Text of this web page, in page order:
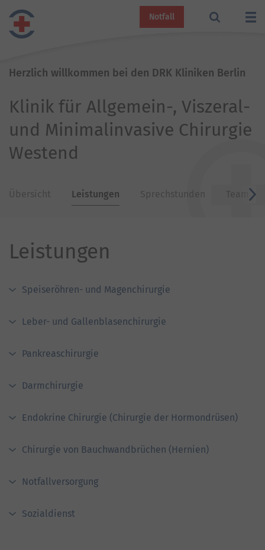
Notfall
Herzlich willkommen bei den DRK Kliniken Berlin
Klinik für Allgemein-, Viszeral-
und Minimalinvasive Chirurgie
Westend
Übersicht Leistungen Sprechstunden
Leistungen
Speiseröhren- und Magenchirurgie
Leber- und Gallenblasenchirurgie
Pankreaschirurgie
Darmchirurgie
Endokrine Chirurgie (Chirurgie der Hormondrüsen)
Chirurgie von Bauchwandbrüchen (Hernien)
Notfallversorgung
Sozialdienst